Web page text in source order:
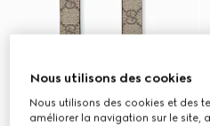
Nous utilisons des cookies
Nous utilisons des cookies et des
améliorer la navigation sur le site,